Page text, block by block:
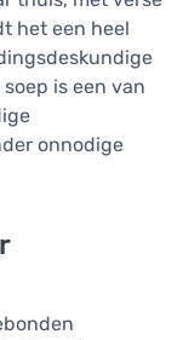
het een heel
is een van
onnodige